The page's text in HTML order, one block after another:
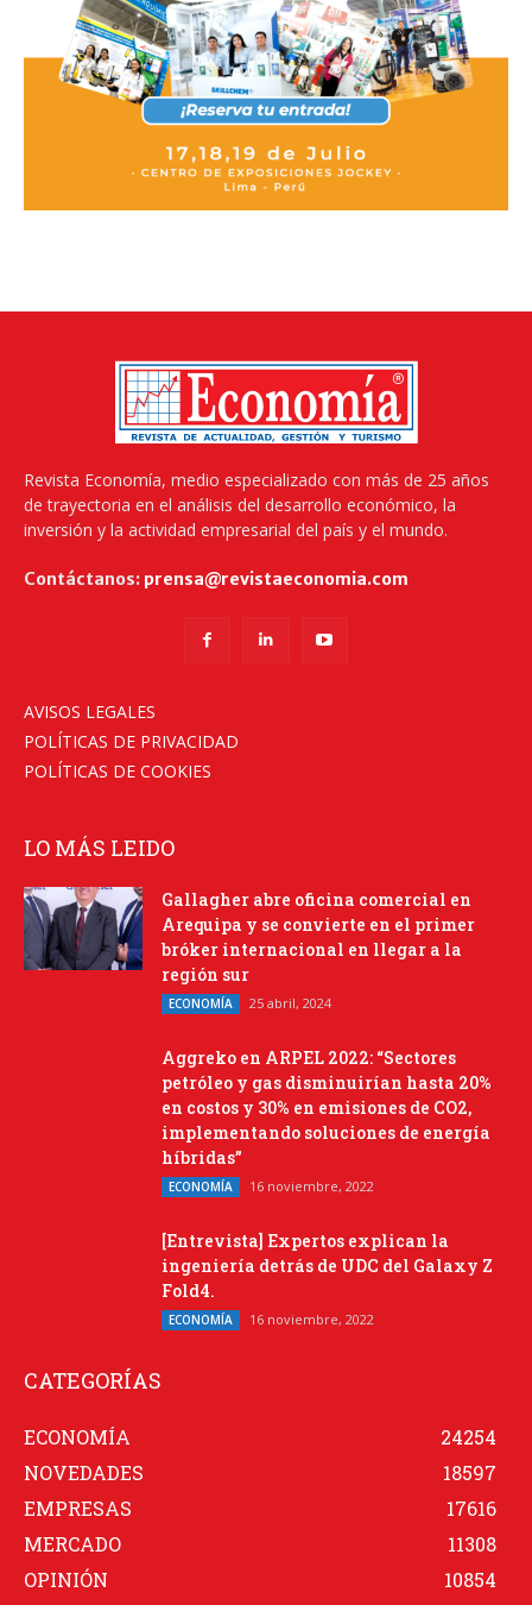
Revista Economía, medio especializado con más de 25 años
de trayectoria en el análisis del desarrollo económico, la
inversión y la actividad empresarial del país y el mundo.
Contáctanos: prensa@revistaeconomia.com
AVISOS LEGALES
POLÍTICAS DE PRIVACIDAD
POLÍTICAS DE COOKIES
LO MÁS LEIDO
Gallagher abre oficina comercial en
Arequipa y se convierte en el primer
bróker internacional en llegar a la
región sur
ECONOMÍA 25 abril, 2024
Aggreko en ARPEL 2022: “Sectores
petróleo y gas disminuirían hasta 20%
en costos y 30% en emisiones de CO2,
implementando soluciones de energía
híbridas”
ECONOMÍA 16 noviembre, 2022
[Entrevista] Expertos explican la
ingeniería detrás de UDC del Galaxy Z
Fold4.
ECONOMÍA 16 noviembre, 2022
CATEGORÍAS
ECONOMÍA
24254
NOVEDADES
18597
EMPRESAS
17616
MERCADO
11308
OPINIÓN
10854